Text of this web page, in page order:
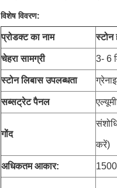
विशेष विवरण:
प्रोडक्ट का नाम स्टोन
चेहरा सामग्री 3- 6
स्टोन लिबास उपलब्धता
सब्सट्रेट पैनल
गोंद
करें)
अधिकतम आकार: